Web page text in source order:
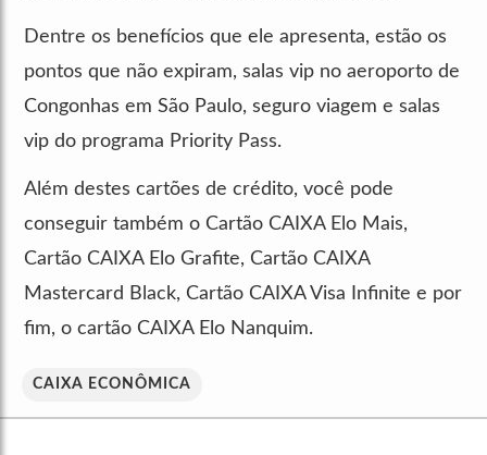
Dentre os benefícios que ele apresenta, estão os
pontos que não expiram, salas vip no aeroporto de
Congonhas em São Paulo, seguro viagem e salas
vip do programa Priority Pass.
Além destes cartões de crédito, você pode
conseguir também o Cartão CAIXA Elo Mais,
Cartão CAIXA Elo Grafite, Cartão CAIXA
Mastercard Black, Cartão CAIXA Visa Infinite e por
fim, o cartão CAIXA Elo Nanquim.
CAIXA ECONÔMICA